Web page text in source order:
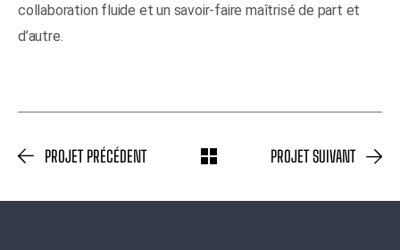
collaboration fluide et un savoir-faire maîtrisé de part et
d’autre.
PROJET PRÉCÉDENT PROJET SUIVANT